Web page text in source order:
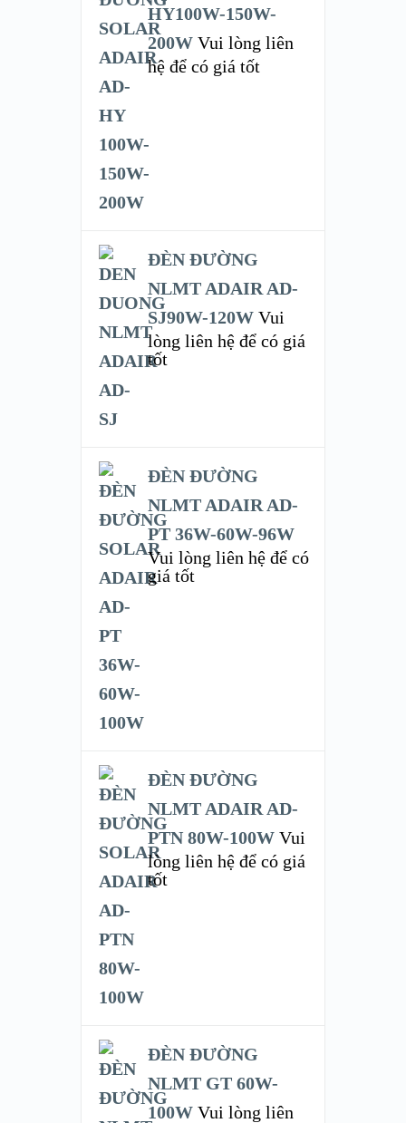
HY100W-150W-
200W Vui lòng liên
hệ để có giá tốt
ĐÈN ĐƯỜNG
NLMT ADAIR AD-
SJ90W-120W Vui
lòng liên hệ để có giá
tốt
ĐÈN ĐƯỜNG
NLMT ADAIR AD-
PT 36W-60W-96W
Vui lòng liên hệ để có
giá tốt
ĐÈN ĐƯỜNG
NLMT ADAIR AD-
PTN 80W-100W Vui
lòng liên hệ để có giá
tốt
ĐÈN ĐƯỜNG
NLMT GT 60W-
100W Vui lòng liên